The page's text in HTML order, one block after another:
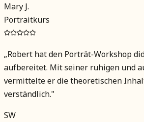
Mary J.
Portraitkurs
„Robert hat den Porträt-Workshop
aufbereitet. Mit seiner ruhigen und
vermittelte er die theoretischen
verständlich."
SW